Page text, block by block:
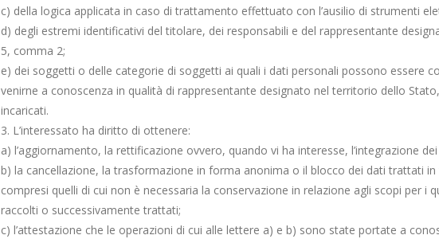
c) della logica applicata in caso di trattamento effettuato con l’ausilio di strumenti
d) degli estremi identificativi del titolare, dei responsabili e del rappresentante
5, comma 2;
e) dei soggetti o delle categorie di soggetti ai quali i dati personali possono essere
venirne a conoscenza in qualità di rappresentante designato nel territorio dello
incaricati.
3. L’interessato ha diritto di ottenere:
a) l’aggiornamento, la rettificazione ovvero, quando vi ha interesse, l’integrazione
b) la cancellazione, la trasformazione in forma anonima o il blocco dei dati trattati in
compresi quelli di cui non è necessaria la conservazione in relazione agli scopi per i
raccolti o successivamente trattati;
c) l’attestazione che le operazioni di cui alle lettere a) e b) sono state portate a